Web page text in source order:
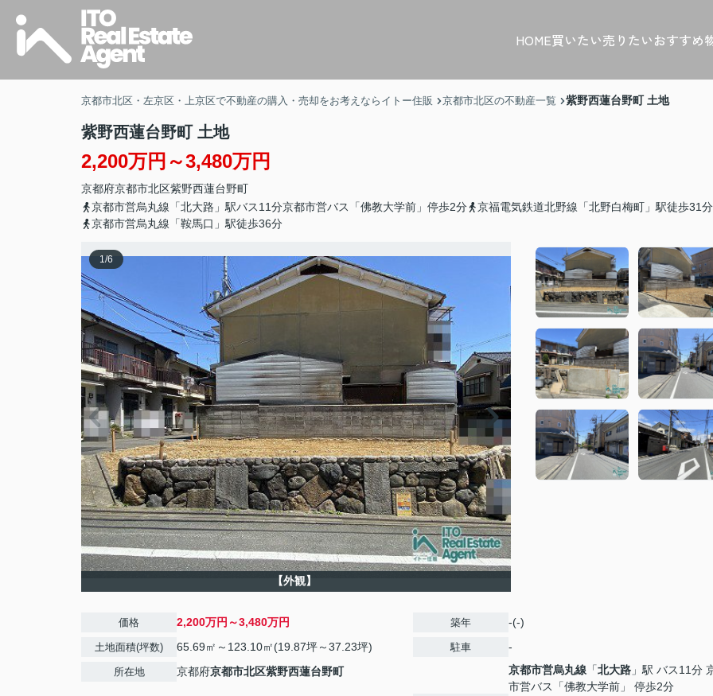
HOME買いたい売りたいおすすめ
京都市北区・左京区・上京区で不動産の購入・売却をお考えならイトー住販 京都市北区の不動産一覧 紫野西蓮台野町 土地
紫野西蓮台野町 土地
2,200万円～3,480万円
京都府京都市北区紫野西蓮台野町
京都市営烏丸線「北大路」駅バス11分京都市営バス「佛教大学前」停歩2分
京福電気鉄道北野線「北野白梅町」駅徒歩31分
京都市営烏丸線「鞍馬口」駅徒歩36分
1/6
【外観】
価格 2,200万円～3,480万円
土地面積(坪数) 65.69㎡～123.10㎡(19.87坪～37.23坪)
所在地 京都府京都市北区紫野西蓮台野町
築年 -(-)
駐車 -
京都市営烏丸線 「北大路 」駅 バス11分
市営バス「佛教大学前」 停歩2分